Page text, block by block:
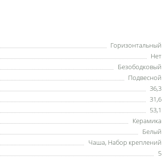
Горизонтальный
Нет
Безободковый
Подвесной
36,3
31,6
53,1
Керамика
Белый
Чаша, Набор креплений
5